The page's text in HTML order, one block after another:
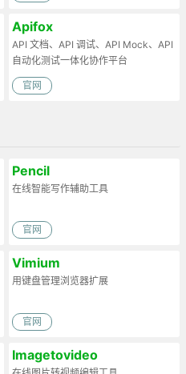
Apifox
API 文档、API 调试、API Mock、API
自动化测试一体化协作平台
官网
Pencil
在线智能写作辅助工具
官网
Vimium
用键盘管理浏览器扩展
官网
Imagetovideo